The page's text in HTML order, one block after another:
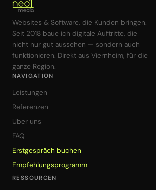
Websites & Software, die Kunden bringen.
Seit 2018 baue ich digitale Auftritte, die
nicht nur gut aussehen — sondern auch
funktionieren. Direkt aus Viernheim, für die
ganze Region.
NAVIGATION
Leistungen
Referenzen
Über uns
FAQ
Erstgespräch buchen
Empfehlungsprogramm
RESSOURCEN